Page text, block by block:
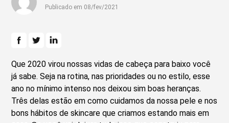
Publicado em 08/fev/2021
Que 2020 virou nossas vidas de cabeça para baixo você
já sabe. Seja na rotina, nas prioridades ou no estilo, esse
ano no mínimo intenso nos deixou sim boas heranças.
Três delas estão em como cuidamos da nossa pele e nos
bons hábitos de skincare que criamos estando mais em